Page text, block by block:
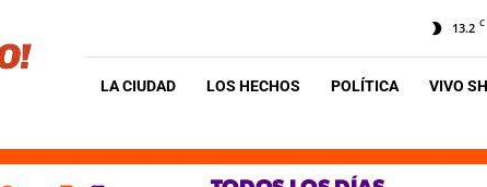
13.2 C
LA CIUDAD LOS HECHOS POLÍTICA VIVO